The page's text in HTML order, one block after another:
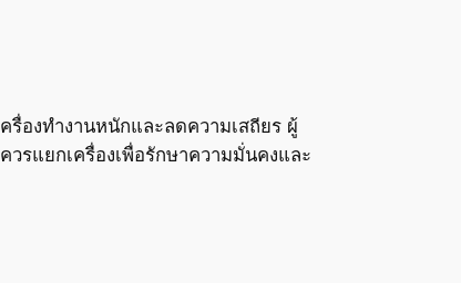
องทำงานหนักและลดความเสถียร ผู้
วรแยกเครื่องเพื่อรักษาความมั่นคงและ